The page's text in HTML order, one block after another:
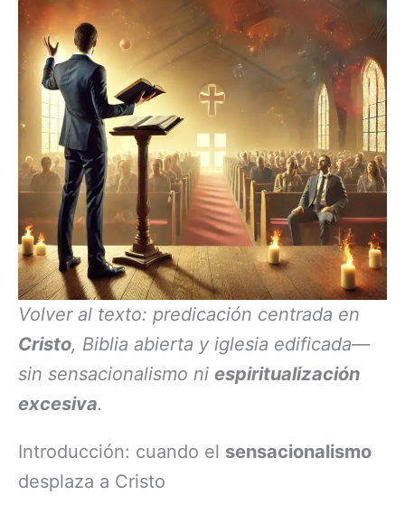
Volver al texto: predicación centrada en
Cristo, Biblia abierta y iglesia edificada—
sin sensacionalismo ni espiritualización
excesiva.
Introducción: cuando el sensacionalismo
desplaza a Cristo